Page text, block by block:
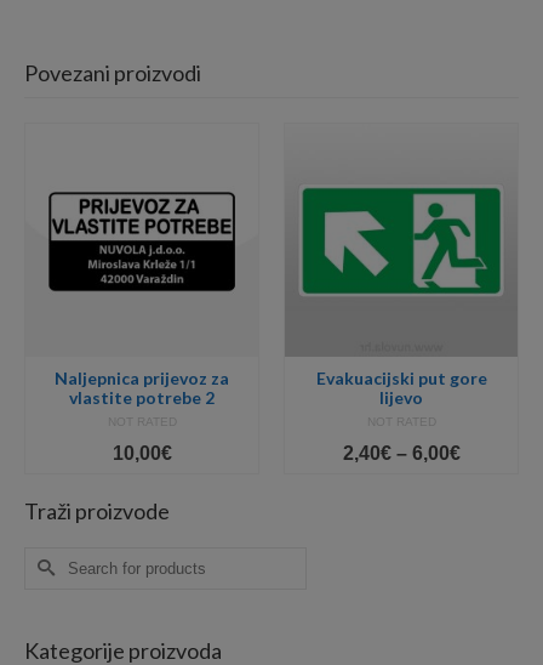
Povezani proizvodi
Naljepnica prijevoz za
vlastite potrebe 2
NOT RATED
10,00€
Evakuacijski put gore
lijevo
NOT RATED
2,40€ – 6,00€Price
Traži proizvode
Search
Kategorije proizvoda